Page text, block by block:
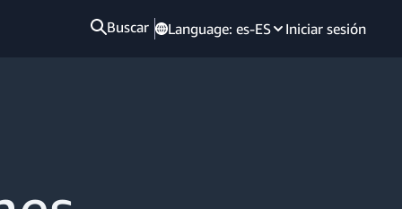
Buscar Language: es-ES Iniciar sesión